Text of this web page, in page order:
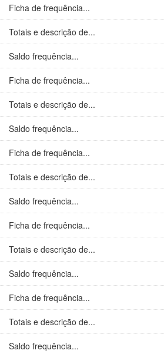
Ficha de frequência...
Totais e descrição de...
Saldo frequência...
Ficha de frequência...
Totais e descrição de...
Saldo frequência...
Ficha de frequência...
Totais e descrição de...
Saldo frequência...
Ficha de frequência...
Totais e descrição de...
Saldo frequência...
Ficha de frequência...
Totais e descrição de...
Saldo frequência...